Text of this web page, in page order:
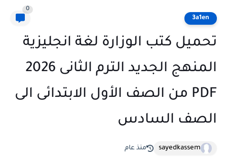
3a1en
0
تحميل كتب الوزارة لغة انجليزية
المنهج الجديد الترم الثانى 2026
PDF من الصف الأول الابتدائى الى
الصف السادس
sayedkassem منذ عام